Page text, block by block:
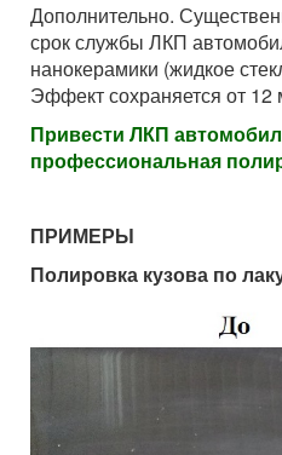
Дополнительно.
срок службы ЛКП
нанокерамики (жидкое
Эффект сохраняется от 12
Привести ЛКП
профессиональная
ПРИМЕРЫ
Полировка кузова по